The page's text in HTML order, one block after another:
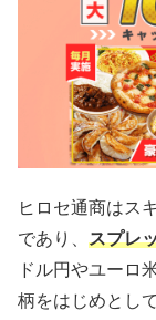
ヒロセ通商はス
であり、 スプレ
ドル円やユーロ
柄をはじめとし